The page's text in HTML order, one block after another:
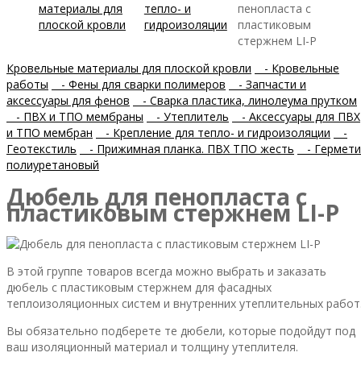
материалы для
плоской кровли
тепло- и
гидроизоляции
пенопласта с
пластиковым
стержнем LI-P
Кровельные материалы для плоской кровли
- Кровельные
работы
- Фены для сварки полимеров
- Запчасти и
аксессуары для фенов
- Сварка пластика, линолеума прутком
- ПВХ и ТПО мембраны
- Утеплитель
- Аксессуары для ПВХ
и ТПО мембран
- Крепление для тепло- и гидроизоляции
-
Геотекстиль
- Прижимная планка. ПВХ ТПО жесть
-
полиуретановый
Дюбель для пенопласта с
пластиковым стержнем LI-P
В этой группе товаров всегда можно выбрать и заказать
дюбель с пластиковым стержнем для фасадных
теплоизоляционных систем и внутренних утеплительных
Вы обязательно подберете те дюбели, которые подойдут под
ваш изоляционный материал и толщину утеплителя.